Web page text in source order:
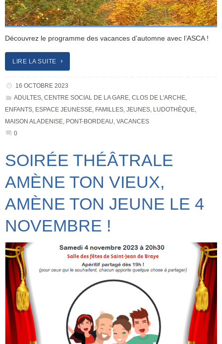
Découvrez le programme des vacances d’automne avec l’ASCA !
LIRE LA SUITE
16 OCTOBRE 2023
ADULTES, CENTRE SOCIAL DE LA GARE, CLOS DE L'ARCHE,
ENFANTS, ESPACE JEUNESSE, FAMILLES, JEUNES, LUDOTHÈQUE,
MAISON ALADENISE, PONT-BORDEAU, VACANCES
0
SOIRÉE THÉÂTRALE
AMÈNE TON VIEUX,
AMÈNE TON JEUNE LE 4
NOVEMBRE !